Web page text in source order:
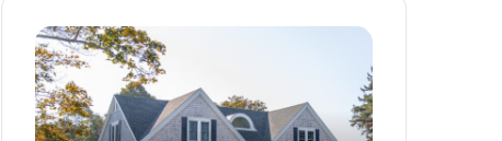
Buat
5-
6
Angka
Dengan
Buat
Dengan
Bisnes
Sabun